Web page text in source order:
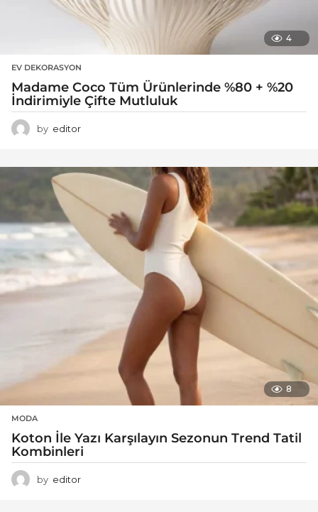
4
EV DEKORASYON
Madame Coco Tüm Ürünlerinde %80 + %20
İndirimiyle Çifte Mutluluk
by editor
8
MODA
Koton İle Yazı Karşılayın Sezonun Trend Tatil
Kombinleri
by editor